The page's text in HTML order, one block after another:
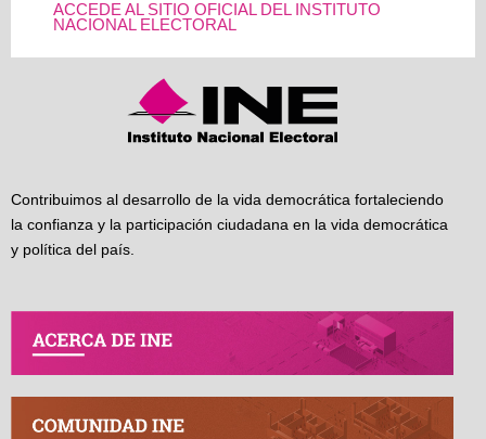
ACCEDE AL SITIO OFICIAL DEL INSTITUTO
NACIONAL ELECTORAL
Contribuimos al desarrollo de la vida democrática fortaleciendo
la confianza y la participación ciudadana en la vida democrática
y política del país.